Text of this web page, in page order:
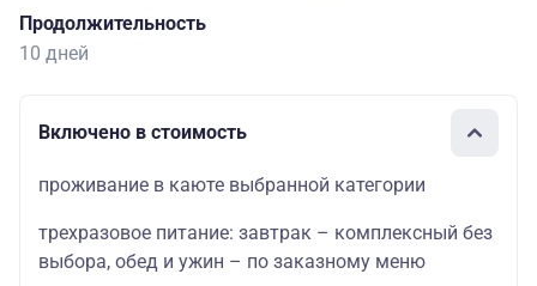
Продолжительность
10 дней
Включено в стоимость
проживание в каюте выбранной категории
трехразовое питание: завтрак – комплексный без
выбора, обед и ужин – по заказному меню